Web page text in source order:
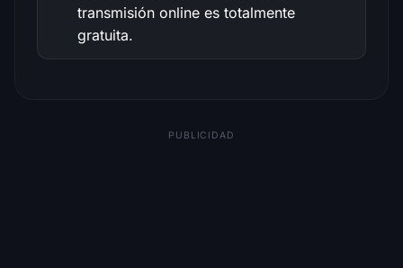
transmisión online es totalmente
gratuita.
PUBLICIDAD